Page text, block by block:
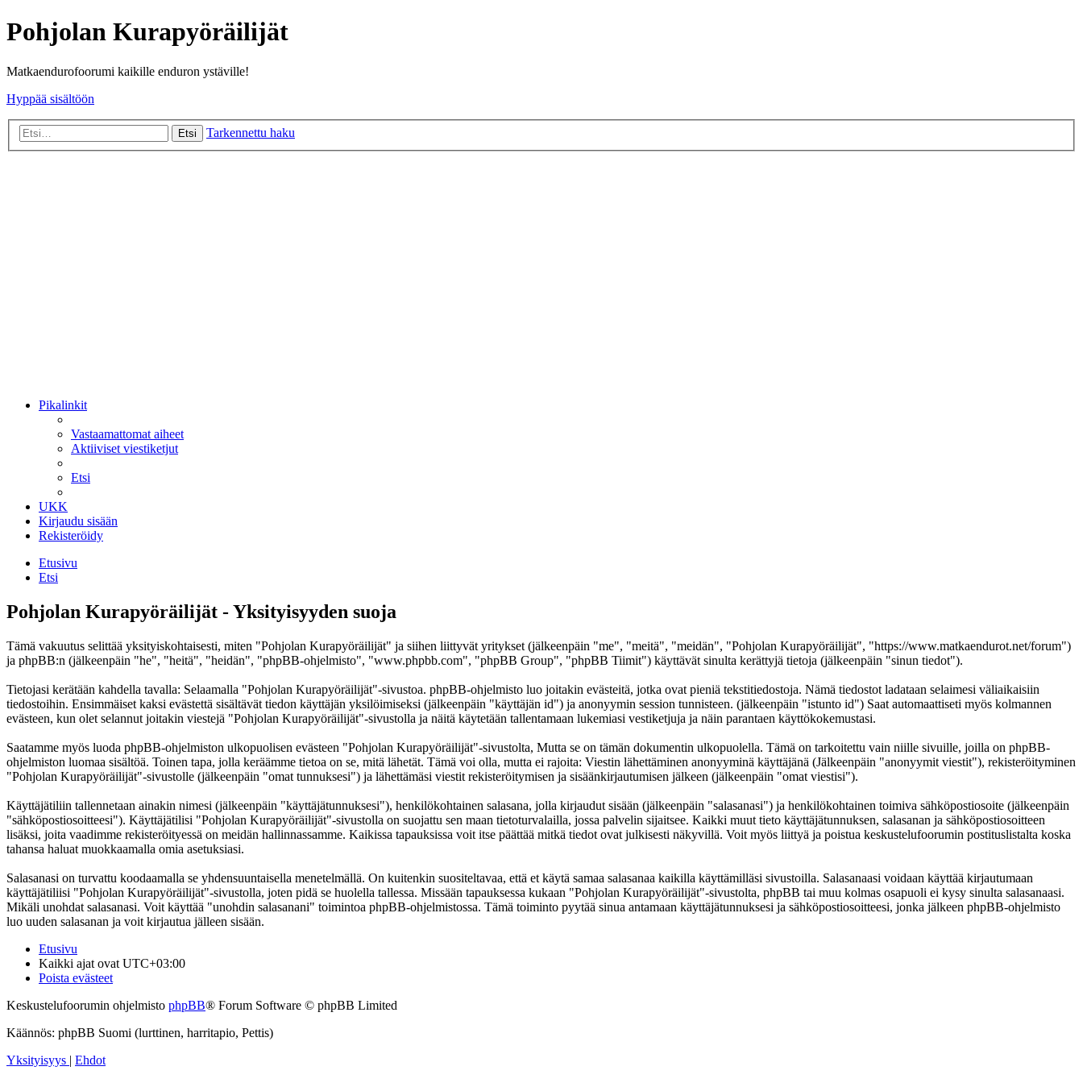
Pohjolan Kurapyöräilijät
Matkaendurofoorumi kaikille enduron ystäville!
Hyppää sisältöön
Etsi Tarkennettu haku
Pikalinkit
Vastaamattomat aiheet
Aktiiviset viestiketjut
Etsi
UKK
Kirjaudu sisään
Rekisteröidy
Etusivu
Etsi
Pohjolan Kurapyöräilijät - Yksityisyyden suoja
Tämä vakuutus selittää yksityiskohtaisesti, miten "Pohjolan Kurapyöräilijät" ja siihen liittyvät yritykset (jälkeenpäin "me", "meitä", "meidän", "Pohjolan Kurapyöräilijät", "https://www.matkaendurot.net/forum")
ja phpBB:n (jälkeenpäin "he", "heitä", "heidän", "phpBB-ohjelmisto", "www.phpbb.com", "phpBB Group", "phpBB Tiimit") käyttävät sinulta kerättyjä tietoja (jälkeenpäin "sinun tiedot").
Tietojasi kerätään kahdella tavalla: Selaamalla "Pohjolan Kurapyöräilijät"-sivustoa. phpBB-ohjelmisto luo joitakin evästeitä, jotka ovat pieniä tekstitiedostoja. Nämä tiedostot ladataan selaimesi väliaikaisiin
tiedostoihin. Ensimmäiset kaksi evästettä sisältävät tiedon käyttäjän yksilöimiseksi (jälkeenpäin "käyttäjän id") ja anonyymin session tunnisteen. (jälkeenpäin "istunto id") Saat automaattiseti myös kolmannen
evästeen, kun olet selannut joitakin viestejä "Pohjolan Kurapyöräilijät"-sivustolla ja näitä käytetään tallentamaan lukemiasi vestiketjuja ja näin parantaen käyttökokemustasi.
Saatamme myös luoda phpBB-ohjelmiston ulkopuolisen evästeen "Pohjolan Kurapyöräilijät"-sivustolta, Mutta se on tämän dokumentin ulkopuolella. Tämä on tarkoitettu vain niille sivuille, joilla on phpBB-
ohjelmiston luomaa sisältöä. Toinen tapa, jolla keräämme tietoa on se, mitä lähetät. Tämä voi olla, mutta ei rajoita: Viestin lähettäminen anonyyminä käyttäjänä (Jälkeenpäin "anonyymit viestit"), rekisteröityminen
"Pohjolan Kurapyöräilijät"-sivustolle (jälkeenpäin "omat tunnuksesi") ja lähettämäsi viestit rekisteröitymisen ja sisäänkirjautumisen jälkeen (jälkeenpäin "omat viestisi").
Käyttäjätiliin tallennetaan ainakin nimesi (jälkeenpäin "käyttäjätunnuksesi"), henkilökohtainen salasana, jolla kirjaudut sisään (jälkeenpäin "salasanasi") ja henkilökohtainen toimiva sähköpostiosoite (jälkeenpäin
"sähköpostiosoitteesi"). Käyttäjätilisi "Pohjolan Kurapyöräilijät"-sivustolla on suojattu sen maan tietoturvalailla, jossa palvelin sijaitsee. Kaikki muut tieto käyttäjätunnuksen, salasanan ja sähköpostiosoitteen
lisäksi, joita vaadimme rekisteröityessä on meidän hallinnassamme. Kaikissa tapauksissa voit itse päättää mitkä tiedot ovat julkisesti näkyvillä. Voit myös liittyä ja poistua keskustelufoorumin postituslistalta koska
tahansa haluat muokkaamalla omia asetuksiasi.
Salasanasi on turvattu koodaamalla se yhdensuuntaisella menetelmällä. On kuitenkin suositeltavaa, että et käytä samaa salasanaa kaikilla käyttämilläsi sivustoilla. Salasanaasi voidaan käyttää kirjautumaan
käyttäjätiliisi "Pohjolan Kurapyöräilijät"-sivustolla, joten pidä se huolella tallessa. Missään tapauksessa kukaan "Pohjolan Kurapyöräilijät"-sivustolta, phpBB tai muu kolmas osapuoli ei kysy sinulta salasanaasi.
Mikäli unohdat salasanasi. Voit käyttää "unohdin salasanani" toimintoa phpBB-ohjelmistossa. Tämä toiminto pyytää sinua antamaan käyttäjätunnuksesi ja sähköpostiosoitteesi, jonka jälkeen phpBB-ohjelmisto
luo uuden salasanan ja voit kirjautua jälleen sisään.
Etusivu
Kaikki ajat ovat UTC+03:00
Poista evästeet
Keskustelufoorumin ohjelmisto phpBB® Forum Software © phpBB Limited
Käännös: phpBB Suomi (lurttinen, harritapio, Pettis)
Yksityisyys | Ehdot